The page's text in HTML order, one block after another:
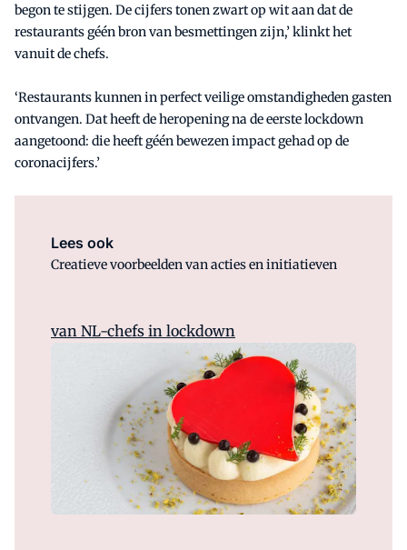
begon te stijgen. De cijfers tonen zwart op wit aan dat de
restaurants géén bron van besmettingen zijn,’ klinkt het
vanuit de chefs.
‘Restaurants kunnen in perfect veilige omstandigheden gasten
ontvangen. Dat heeft de heropening na de eerste lockdown
aangetoond: die heeft géén bewezen impact gehad op de
coronacijfers.’
Lees ook
Creatieve voorbeelden van acties en initiatieven
van NL-chefs in lockdown